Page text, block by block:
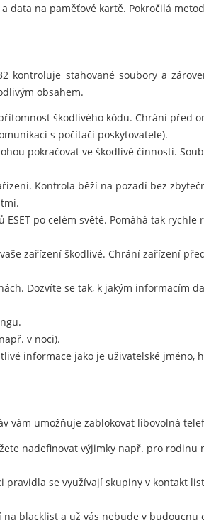
data na paměťové kartě. Pokročilá
kontroluje stahované soubory a
obsahem.
škodlivého kódu. Chrání před
s počítači poskytovatele).
pokračovat ve škodlivé činnosti.
Kontrola běží na pozadí bez
po celém světě. Pomáhá tak rychle
zařízení škodlivé. Chrání zařízení
Dozvíte se tak, k jakým informacím
v noci).
informace jako je uživatelské jméno,
vám umožňuje zablokovat libovolná
nadefinovat výjimky např. pro rodinu
pravidla se využívají skupiny v kontakt
blacklist a už vás nebude v budoucnu